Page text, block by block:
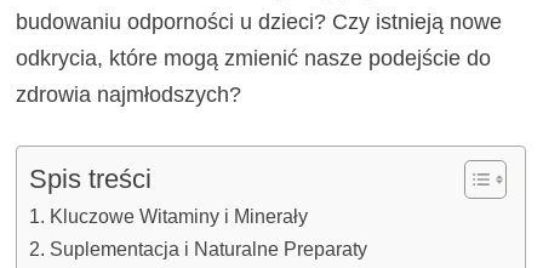
budowaniu odporności u dzieci? Czy istnieją nowe
odkrycia, które mogą zmienić nasze podejście do
zdrowia najmłodszych?
Spis treści
Kluczowe Witaminy i Minerały
Suplementacja i Naturalne Preparaty